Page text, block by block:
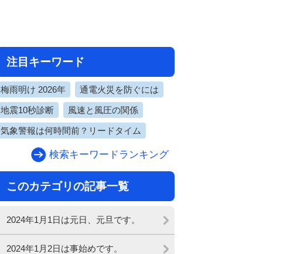
注目キーワード
梅雨明け 2026年 通電火災を防ぐには
地震10秒診断 風速と風圧の関係
気象警報は何時間前？リードタイム
検索キーワードランキング
このカテゴリの記事一覧
2024年1月1日は元日、元旦です。
2024年1月2日は事始めです。